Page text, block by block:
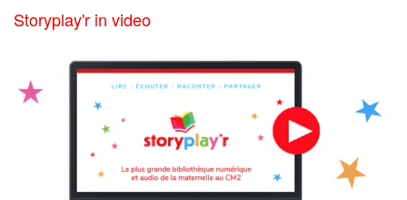
Storyplay'r in video